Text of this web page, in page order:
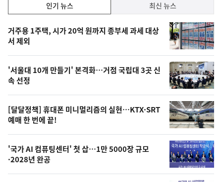
기,
최
신,
오
늘
의
영
상
오
늘
인기 뉴스 최신 뉴스
기
뉴
스
거주용 1주택, 시가 20억 원까지 종부세 과세 대상
서 제외
'서울대 10개 만들기' 본격화…거점 국립대 3곳 신
속 선정
[달달정책] 휴대폰 미니멀리즘의 실현…KTX·SRT
예매 한 번에 끝!
'국가 AI 컴퓨팅센터' 첫 삽…1만 5000장 규모
·2028년 완공